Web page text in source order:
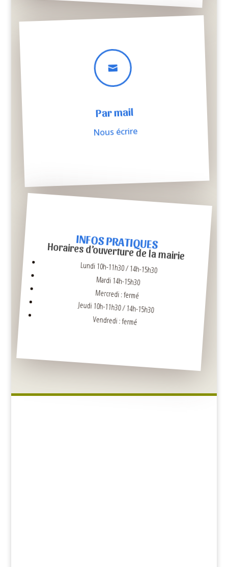

Par mail
Nous écrire
INFOS PRATIQUES
Horaires d’ouverture de la mairie
Lundi 10h-11h30 / 14h-15h30
Mardi 14h-15h30
Mercredi : fermé
Jeudi 10h-11h30 / 14h-15h30
Vendredi : fermé